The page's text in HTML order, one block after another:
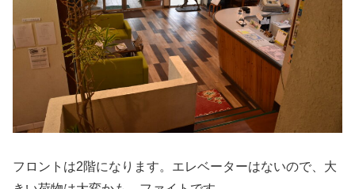
フロントは2階になります。エレベーターはないので、大